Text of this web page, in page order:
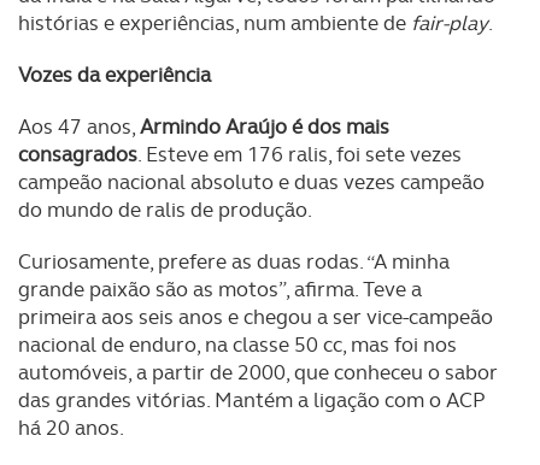
histórias e experiências, num ambiente de fair-play.
Vozes da experiência
Aos 47 anos,Armindo Araújo é dos mais
consagrados. Esteve em 176 ralis, foi sete vezes
campeão nacional absoluto e duas vezes campeão
do mundo de ralis de produção.
Curiosamente, prefere as duas rodas. “A minha
grande paixão são as motos”, afirma. Teve a
primeira aos seis anos e chegou a ser vice-campeão
nacional de enduro, na classe 50 cc, mas foi nos
automóveis, a partir de 2000, que conheceu o sabor
das grandes vitórias. Mantém a ligação com o ACP
há 20 anos.